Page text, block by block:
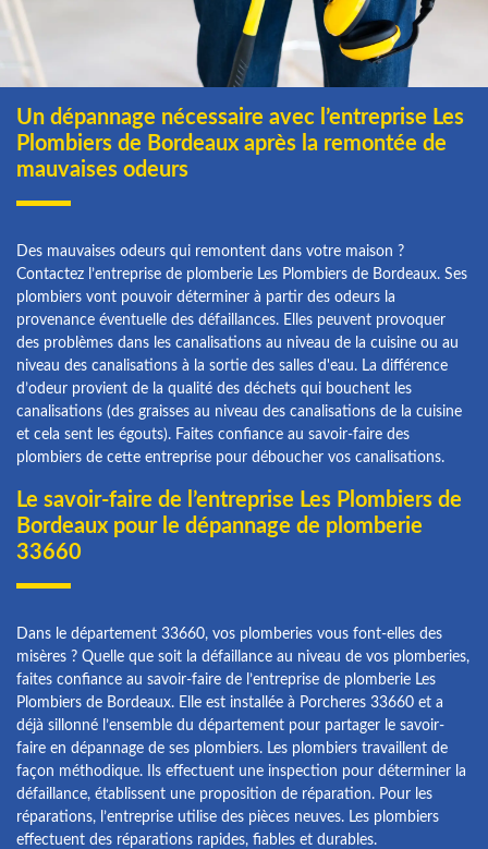
Un dépannage nécessaire avec l’entreprise Les
Plombiers de Bordeaux après la remontée de
mauvaises odeurs
Des mauvaises odeurs qui remontent dans votre maison ?
Contactez l’entreprise de plomberie Les Plombiers de Bordeaux. Ses
plombiers vont pouvoir déterminer à partir des odeurs la
provenance éventuelle des défaillances. Elles peuvent provoquer
des problèmes dans les canalisations au niveau de la cuisine ou au
niveau des canalisations à la sortie des salles d'eau. La différence
d’odeur provient de la qualité des déchets qui bouchent les
canalisations (des graisses au niveau des canalisations de la cuisine
et cela sent les égouts). Faites confiance au savoir-faire des
plombiers de cette entreprise pour déboucher vos canalisations.
Le savoir-faire de l’entreprise Les Plombiers de
Bordeaux pour le dépannage de plomberie
33660
Dans le département 33660, vos plomberies vous font-elles des
misères ? Quelle que soit la défaillance au niveau de vos plomberies,
faites confiance au savoir-faire de l’entreprise de plomberie Les
Plombiers de Bordeaux. Elle est installée à Porcheres 33660 et a
déjà sillonné l’ensemble du département pour partager le savoir-
faire en dépannage de ses plombiers. Les plombiers travaillent de
façon méthodique. Ils effectuent une inspection pour déterminer la
défaillance, établissent une proposition de réparation. Pour les
réparations, l’entreprise utilise des pièces neuves. Les plombiers
effectuent des réparations rapides, fiables et durables.